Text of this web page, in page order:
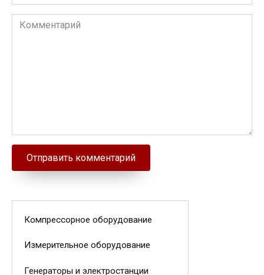
Комментарий
Компрессорное оборудование
Измерительное оборудование
Генераторы и электростанции